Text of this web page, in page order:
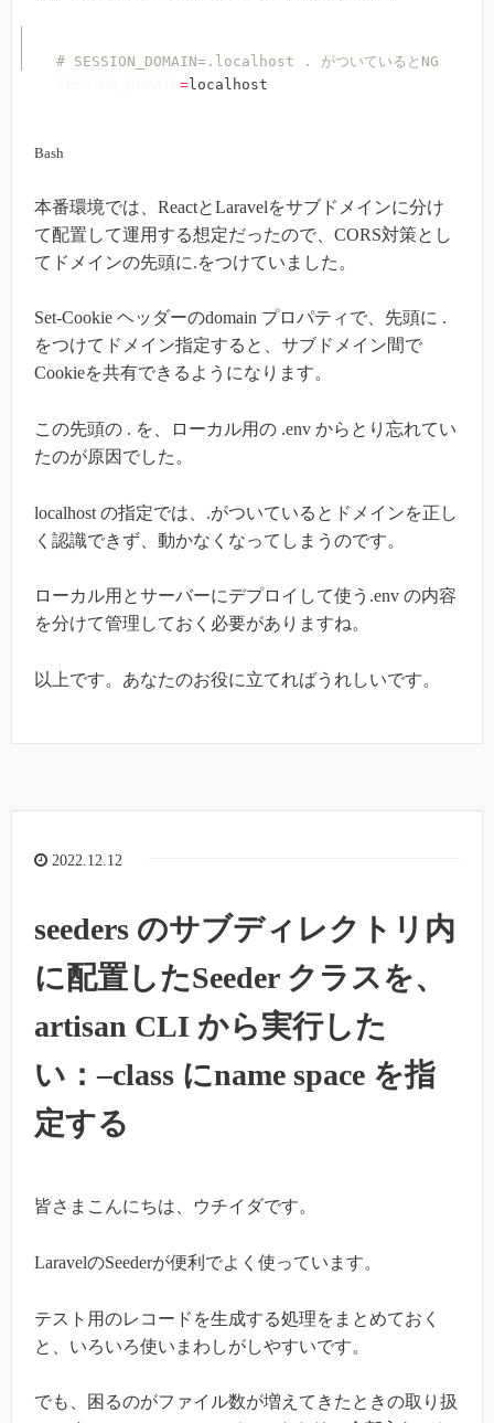
# SESSION_DOMAIN=.localhost . がついているとNG
= localhost
Bash
本番環境では、ReactとLaravelをサブドメインに分け
て配置して運用する想定だったので、CORS対策とし
てドメインの先頭に.をつけていました。
Set-Cookie ヘッダーのdomain プロパティで、先頭に .
をつけてドメイン指定すると、サブドメイン間で
Cookieを共有できるようになります。
この先頭の . を、ローカル用の .env からとり忘れてい
たのが原因でした。
localhost の指定では、.がついているとドメインを正し
く認識できず、動かなくなってしまうのです。
ローカル用とサーバーにデプロイして使う.env の内容
を分けて管理しておく必要がありますね。
以上です。あなたのお役に立てればうれしいです。
2022.12.12
seeders のサブディレクトリ内
に配置したSeeder クラスを、
artisan CLI から実行した
い：–class にname space を指
定する
皆さまこんにちは、ウチイダです。
LaravelのSeederが便利でよく使っています。
テスト用のレコードを生成する処理をまとめておく
と、いろいろ使いまわしがしやすいです。
でも、困るのがファイル数が増えてきたときの取り扱